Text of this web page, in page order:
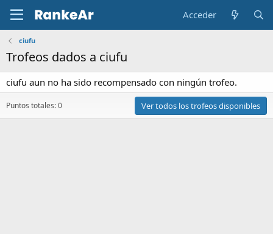
Acceder
ciufu
Trofeos dados a ciufu
ciufu aun no ha sido recompensado con ningún trofeo.
Puntos totales: 0 Ver todos los trofeos disponibles